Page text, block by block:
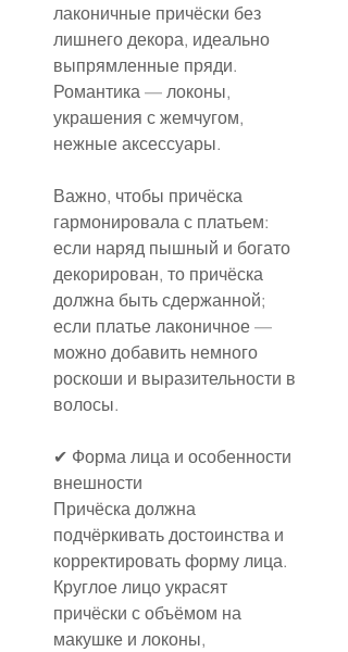
лаконичные причёски без
лишнего декора, идеально
выпрямленные пряди.
Романтика — локоны,
украшения с жемчугом,
нежные аксессуары.
Важно, чтобы причёска
гармонировала с платьем:
если наряд пышный и богато
декорирован, то причёска
должна быть сдержанной;
если платье лаконичное —
можно добавить немного
роскоши и выразительности в
волосы.
✔ Форма лица и особенности
внешности
Причёска должна
подчёркивать достоинства и
корректировать форму лица.
Круглое лицо украсят
причёски с объёмом на
макушке и локоны,